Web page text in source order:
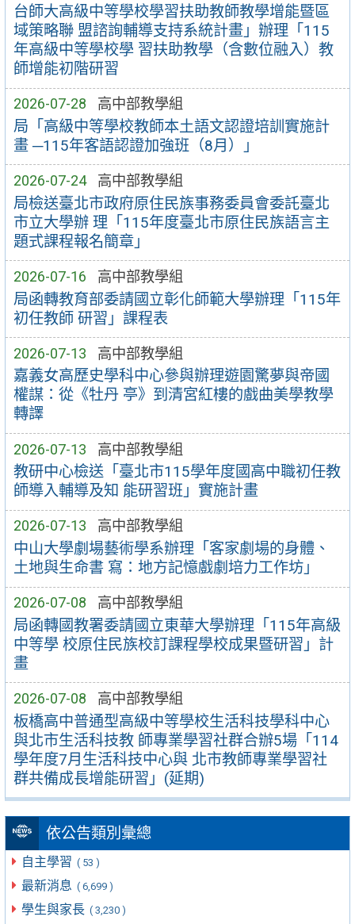
台師大高級中等學校學習扶助教師教學增能暨區
域策略聯 盟諮詢輔導支持系統計畫」辦理「115
年高級中等學校學 習扶助教學（含數位融入）教
師增能初階研習
2026-07-28 高中部教學組
局「高級中等學校教師本土語文認證培訓實施計
畫 ─115年客語認證加強班（8月）」
2026-07-24 高中部教學組
局檢送臺北市政府原住民族事務委員會委託臺北
市立大學辦 理「115年度臺北市原住民族語言主
題式課程報名簡章」
2026-07-16 高中部教學組
局函轉教育部委請國立彰化師範大學辦理「115年
初任教師 研習」課程表
2026-07-13 高中部教學組
嘉義女高歷史學科中心參與辦理遊園驚夢與帝國
權謀：從《牡丹 亭》到清宮紅樓的戲曲美學教學
轉譯
2026-07-13 高中部教學組
教研中心檢送「臺北市115學年度國高中職初任教
師導入輔導及知 能研習班」實施計畫
2026-07-13 高中部教學組
中山大學劇場藝術學系辦理「客家劇場的身體、
土地與生命書 寫：地方記憶戲劇培力工作坊」
2026-07-08 高中部教學組
局函轉國教署委請國立東華大學辦理「115年高級
中等學 校原住民族校訂課程學校成果暨研習」計
畫
2026-07-08 高中部教學組
板橋高中普通型高級中等學校生活科技學科中心
與北市生活科技教 師專業學習社群合辦5場「114
學年度7月生活科技中心與 北市教師專業學習社
群共備成長增能研習」(延期)
依公告類別彙總
自主學習 ( 53 )
最新消息 ( 6,699 )
學生與家長 ( 3,230 )